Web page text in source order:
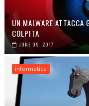
UN MALWARE
COLPITA
JUNE 09, 2017
informatica